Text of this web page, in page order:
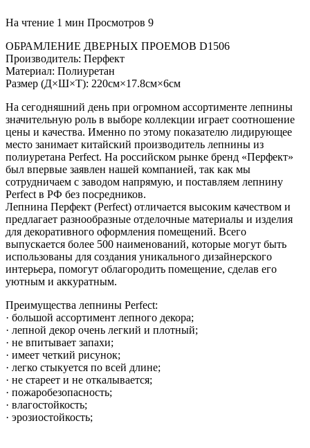
На чтение 1 мин Просмотров 9
ОБРАМЛЕНИЕ ДВЕРНЫХ ПРОЕМОВ D1506
Производитель: Перфект
Материал: Полиуретан
Размер (Д×Ш×Т): 220см×17.8см×6см
На сегодняшний день при огромном ассортименте лепнины
значительную роль в выборе коллекции играет соотношение
цены и качества. Именно по этому показателю лидирующее
место занимает китайский производитель лепнины из
полиуретана Perfect. На российском рынке бренд «Перфект»
был впервые заявлен нашей компанией, так как мы
сотрудничаем с заводом напрямую, и поставляем лепнину
Perfect в РФ без посредников.
Лепнина Перфект (Perfect) отличается высоким качеством и
предлагает разнообразные отделочные материалы и изделия
для декоративного оформления помещений. Всего
выпускается более 500 наименований, которые могут быть
использованы для создания уникального дизайнерского
интерьера, помогут облагородить помещение, сделав его
уютным и аккуратным.
Преимущества лепнины Perfect:
· большой ассортимент лепного декора;
· лепной декор очень легкий и плотный;
· не впитывает запахи;
· имеет четкий рисунок;
· легко стыкуется по всей длине;
· не стареет и не откалывается;
· пожаробезопасность;
· влагостойкость;
· эрозиостойкость;